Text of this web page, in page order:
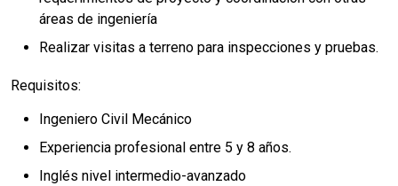
áreas de ingeniería
Realizar visitas a terreno para inspecciones y pruebas.
Requisitos:
Ingeniero Civil Mecánico
Experiencia profesional entre 5 y 8 años.
Inglés nivel intermedio-avanzado